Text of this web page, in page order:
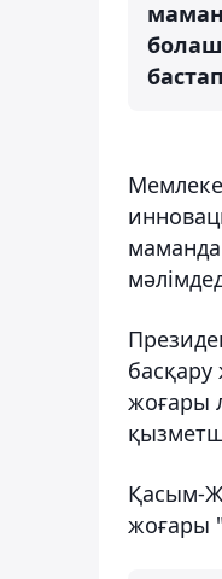
басқару
жоғары
Қасым-
жоғары